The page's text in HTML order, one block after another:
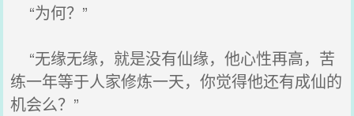
“为何？”
“无缘无缘，就是没有仙缘，他心性再高，苦
练一年等于人家修炼一天，你觉得他还有成仙的
机会么？”